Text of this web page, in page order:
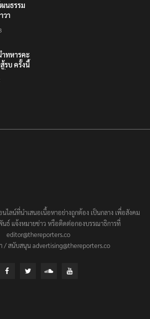
นธรรม
วา
ำทหารคะ
รบ ครั้งนี้
ะ
ไลน์ที่นำเสนอเนื้อหาอย่างถูกต้อง เป็นกลาง เพื่อสังคม
นธ์ แจ้งหมายข่าว หรือติดต่อกองบรรณาธิการที่
editor@thereporters.co
สนับสนุน advertising@thereporters.co